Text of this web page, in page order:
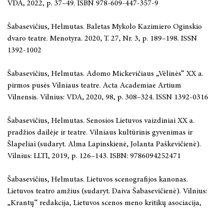
VDA, 2022, p. 37–49. ISBN 978-609-447-357-9
Šabasevičius, Helmutas. Baletas Mykolo Kazimiero Oginskio
dvaro teatre. Menotyra. 2020, T. 27, Nr. 3, p. 189–198. ISSN
1392-1002
Šabasevičius, Helmutas. Adomo Mickevičiaus „Vėlinės“ XX a.
pirmos pusės Vilniaus teatre. Acta Academiae Artium
Vilnensis. Vilnius: VDA, 2020, 98, p. 308–324. ISSN 1392-0316
Šabasevičius, Helmutas. Senosios Lietuvos vaizdiniai XX a.
pradžios dailėje ir teatre. Vilniaus kultūrinis gyvenimas ir
Šlapeliai (sudaryt. Alma Lapinskienė, Jolanta Paškevičienė).
Vilnius: LLTI, 2019, p. 126–143. ISBN: 9786094252471
Šabasevičius, Helmutas. Lietuvos scenografijos kanonas.
Lietuvos teatro amžius (sudaryt. Daiva Šabasevičienė). Vilnius:
„Krantų“ redakcija, Lietuvos scenos meno kritikų asociacija,